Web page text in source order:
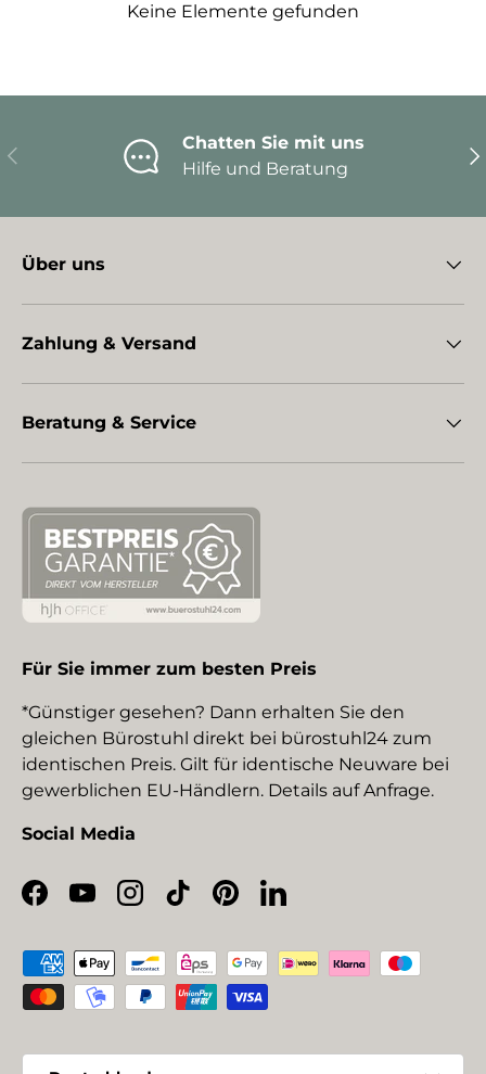
Keine Elemente gefunden
Vorherige
Chatten Sie mit uns
Hilfe und Beratung
Über uns
Zahlung & Versand
Beratung & Service
Für Sie immer zum besten Preis
*Günstiger gesehen? Dann erhalten Sie den
gleichen Bürostuhl direkt bei bürostuhl24 zum
identischen Preis. Gilt für identische Neuware bei
gewerblichen EU-Händlern. Details auf Anfrage.
Social Media
Facebook
YouTubeInstagram
TikTokPinterestLinkedIn
Zahlungsmethoden